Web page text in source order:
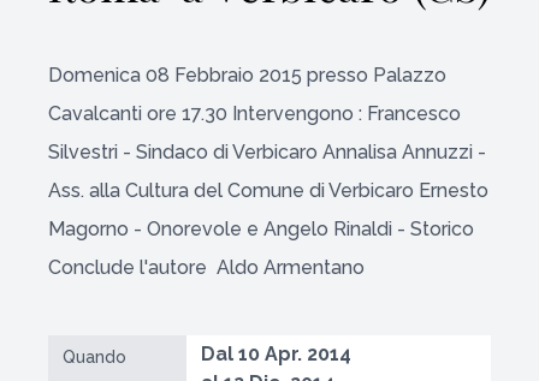
Domenica 08 Febbraio 2015 presso Palazzo
Cavalcanti ore 17.30 Intervengono : Francesco
Silvestri - Sindaco di Verbicaro Annalisa Annuzzi -
Ass. alla Cultura del Comune di Verbicaro Ernesto
Magorno - Onorevole e Angelo Rinaldi - Storico
Conclude l'autore Aldo Armentano
Quando
Dal 10 Apr. 2014